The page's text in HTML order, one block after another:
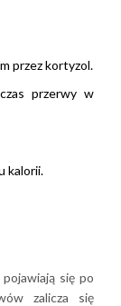
przez kortyzol.
przerwy w
kalorii.
się po
zalicza się